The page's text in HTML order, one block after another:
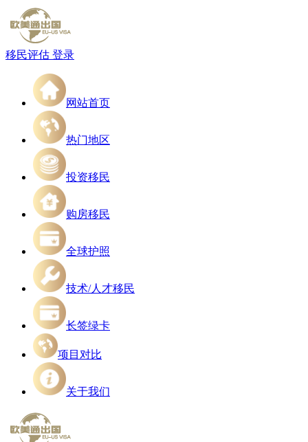
移民评估 登录
网站首页
热门地区
投资移民
购房移民
全球护照
技术/人才移民
长签绿卡
项目对比
关于我们